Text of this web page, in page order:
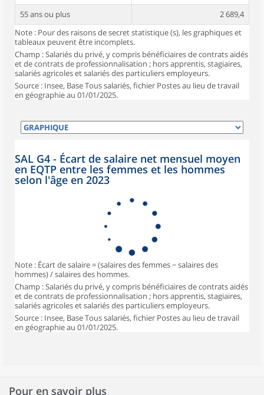
55 ans ou plus
2 689,4
Note : Pour des raisons de secret statistique (s), les graphiques et
tableaux peuvent être incomplets.
Champ : Salariés du privé, y compris bénéficiaires de contrats aidés
et de contrats de professionnalisation ; hors apprentis, stagiaires,
salariés agricoles et salariés des particuliers employeurs.
Source : Insee, Base Tous salariés, fichier Postes au lieu de travail
en géographie au 01/01/2025.
SAL G4 - Écart de salaire net mensuel moyen
en EQTP entre les femmes et les hommes
selon l'âge en 2023
Note : Écart de salaire = (salaires des femmes − salaires des
hommes) / salaires des hommes.
Champ : Salariés du privé, y compris bénéficiaires de contrats aidés
et de contrats de professionnalisation ; hors apprentis, stagiaires,
salariés agricoles et salariés des particuliers employeurs.
Source : Insee, Base Tous salariés, fichier Postes au lieu de travail
en géographie au 01/01/2025.
Pour en savoir plus